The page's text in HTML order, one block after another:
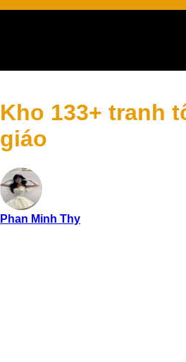
Kho 133+ tranh
giáo
Phan Minh Thy